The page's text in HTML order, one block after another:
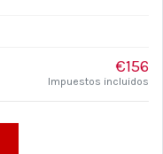
€156
Impuestos incluidos